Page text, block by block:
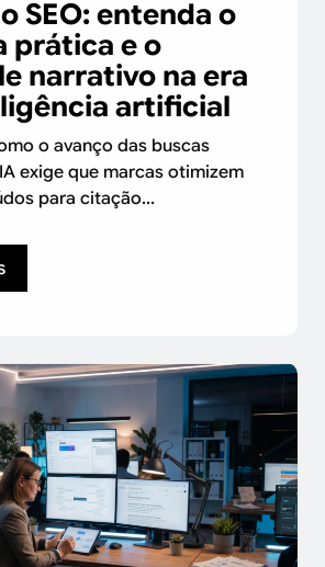
SEO: entenda o
prática e o
narrativo na era
artificial
o avanço das buscas
exige que marcas otimizem
para citação...